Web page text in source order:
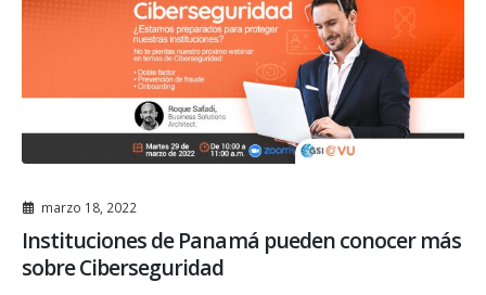
marzo 18, 2022
Instituciones de Panamá pueden conocer más
sobre Ciberseguridad